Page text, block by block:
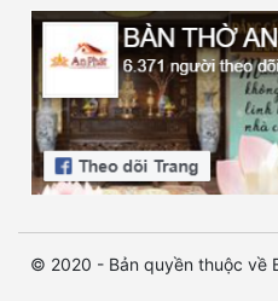
© 2020 - Bản quyền thuộc về